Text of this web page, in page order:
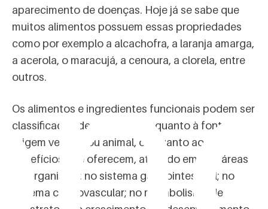
aparecimento de doenças. Hoje já se sabe que
muitos alimentos possuem essas propriedades
como por exemplo a alcachofra, a laranja amarga,
a acerola, o maracujá, a cenoura, a clorela, entre
outros.
Os alimentos e ingredientes funcionais podem ser
classificados de dois modos: quanto à fonte, de
origem vegetal ou animal, ou quanto aos
benefícios que oferecem, atuando em seis áreas
do organismo: no sistema gastrointestinal; no
sistema cardiovascular; no metabolismo de